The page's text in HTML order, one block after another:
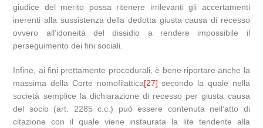
giudice del merito possa ritenere irrilevanti gli accertamenti
inerenti alla sussistenza della dedotta giusta causa di recesso
ovvero all’idoneità del dissidio a rendere impossibile il
perseguimento dei fini sociali.
Infine, ai fini prettamente procedurali, è bene riportare anche la
massima della Corte nomofilattica[27] secondo la quale nella
società semplice la dichiarazione di recesso per giusta causa
del socio (art. 2285 c.c.) può essere contenuta nell’atto di
citazione con il quale viene instaurata la lite tendente alla